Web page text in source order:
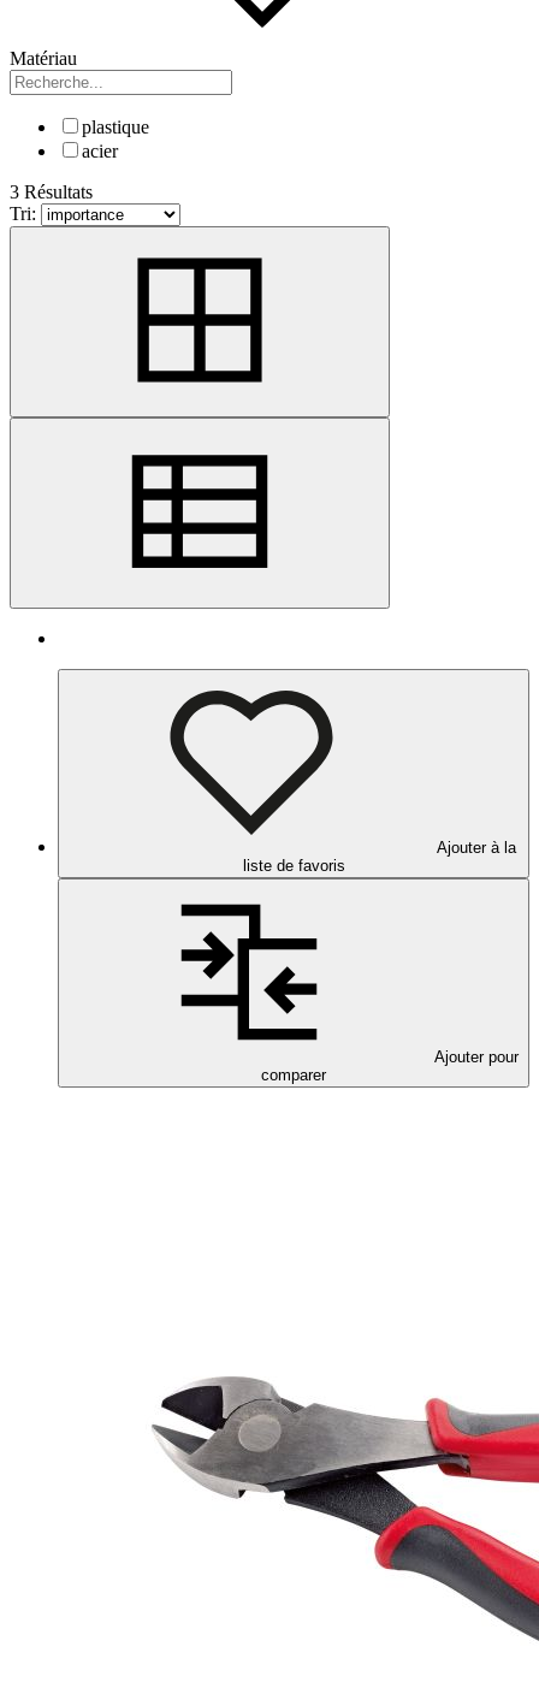
Matériau
plastique
acier
3 Résultats
Tri:
Ajouter à la
liste de favoris
Ajouter pour
comparer